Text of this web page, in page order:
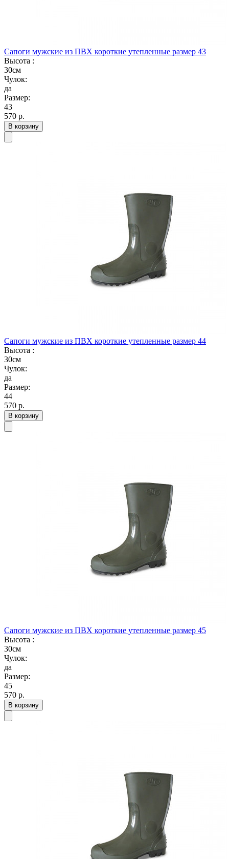
Сапоги мужские из ПВХ короткие утепленные размер 43
Высота :
30см
Чулок:
да
Размер:
43
570 р.
В корзину
Сапоги мужские из ПВХ короткие утепленные размер 44
Высота :
30см
Чулок:
да
Размер:
44
570 р.
В корзину
Сапоги мужские из ПВХ короткие утепленные размер 45
Высота :
30см
Чулок:
да
Размер:
45
570 р.
В корзину